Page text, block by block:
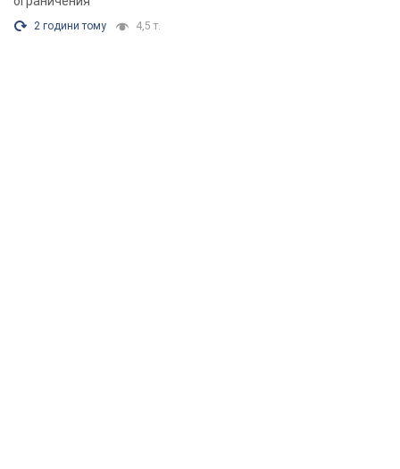
2 години тому 4,5 т.